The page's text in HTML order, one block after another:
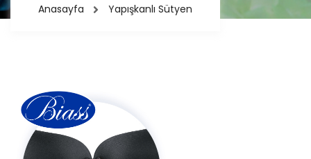
Anasayfa Yapışkanlı Sütyen